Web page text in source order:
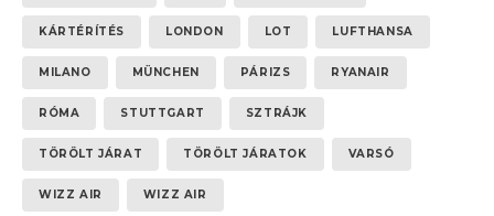
KÁRTÉRÍTÉS LONDON LOT LUFTHANSA
MILANO MÜNCHEN PÁRIZS RYANAIR
RÓMA STUTTGART SZTRÁJK
TÖRÖLT JÁRAT TÖRÖLT JÁRATOK VARSÓ
WIZZ AIR WIZZ AIR